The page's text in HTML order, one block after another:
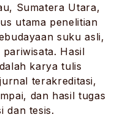
Sumatera Utara,
utama penelitian
suku asli,
Hasil
karya tulis
terakreditasi,
dan hasil tugas
dan tesis.